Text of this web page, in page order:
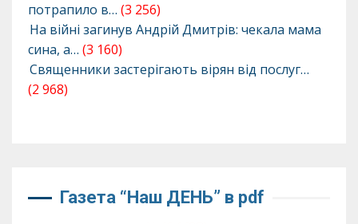
потрапило в… (3 256)
На війні загинув Андрій Дмитрів: чекала мама
сина, а… (3 160)
Священники застерігають вірян від послуг…
(2 968)
Газета “Наш ДЕНЬ” в pdf